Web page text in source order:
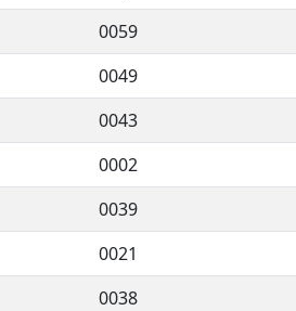
0059
0049
0043
0002
0039
0021
0038